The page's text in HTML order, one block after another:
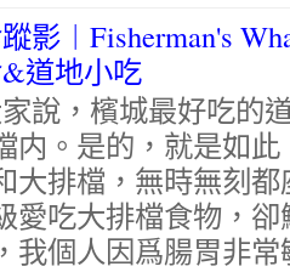
影︱Fisherman's
道地小吃
說，檳城最好吃的
内。是的，就是如
大排檔，無時無刻
愛吃大排檔食物，
我個人因爲腸胃非